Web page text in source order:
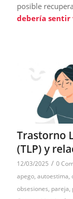
posible
debería sentir
Trastorno
(TLP) y
12/03/2025 / 0
apego, autoestima,
obsesiones, pareja,